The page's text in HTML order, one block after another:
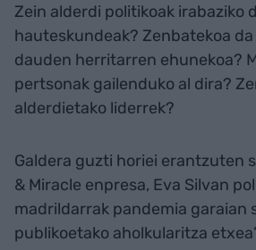
Zein alderdi politikoak irabaziko
hauteskundeak? Zenbatekoa
dauden herritarren ehunekoa?
pertsonak gailenduko al dira?
alderdietako liderrek?
Galdera guzti horiei erantzuten
& Miracle enpresa, Eva Silvan
madrildarrak pandemia garaian
publikoetako aholkularitza